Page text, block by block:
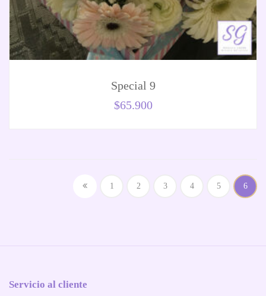
Special 9
$65.900
1 2 3 4 5 6
Servicio al cliente